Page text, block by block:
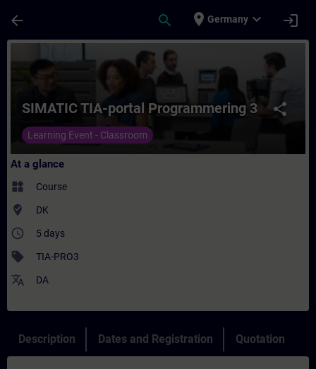
arrow_back search place Germany expand_more login
Course - SIMATIC TIA-portal
share
SIMATIC TIA-portal Programmering 3
Learning Event - Classroom
At a glance
widgets Course
where_to_vote DK
access_time 5 days
sell TIA-PRO3
translate DA
Description Dates and Registration Quotation